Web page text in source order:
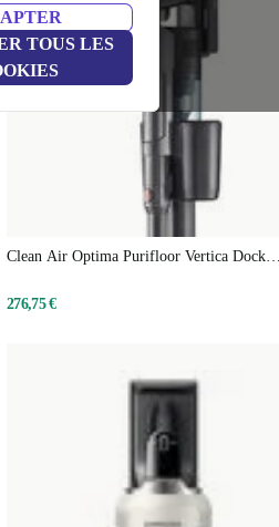
TOUS LES
Clean Air Optima Purifloor Vertica Dock
276,75 €